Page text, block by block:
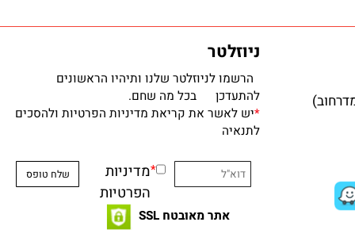
ניוזלטר
הרשמו לניוזלטר שלנו ותיהיו הראשונים
להתעדכן בכל מה שחם.
לתנאיה
מדיניות
הפרטיות